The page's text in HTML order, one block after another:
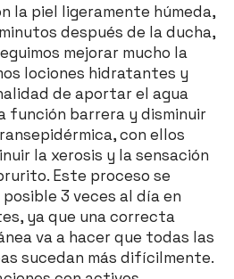
la piel ligeramente húmeda,
después de la ducha,
mejorar mucho la
lociones hidratantes y
de aportar el agua
función barrera y disminuir
con ellos
la xerosis y la sensación
Este proceso se
3 veces al día en
ya que una correcta
va a hacer que todas las
sucedan más difícilmente.